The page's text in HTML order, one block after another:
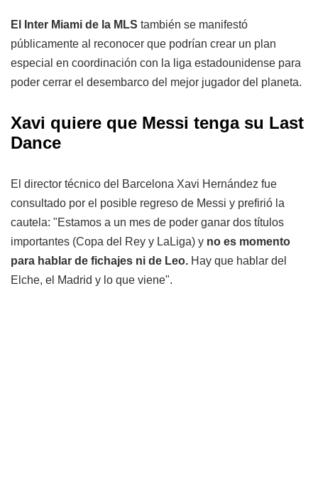
El Inter Miami de la MLS también se manifestó
públicamente al reconocer que podrían crear un plan
especial en coordinación con la liga estadounidense para
poder cerrar el desembarco del mejor jugador del planeta.
Xavi quiere que Messi tenga su Last
Dance
El director técnico del Barcelona Xavi Hernández fue
consultado por el posible regreso de Messi y prefirió la
cautela: "Estamos a un mes de poder ganar dos títulos
importantes (Copa del Rey y LaLiga) y no es momento
para hablar de fichajes ni de Leo. Hay que hablar del
Elche, el Madrid y lo que viene".